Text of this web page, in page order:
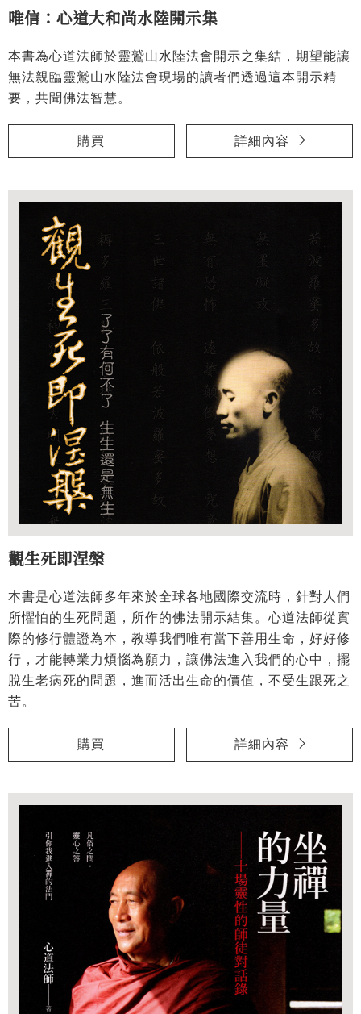
唯信：心道大和尚水陸開示集
本書為心道法師於靈鷲山水陸法會開示之集結，期望能讓
無法親臨靈鷲山水陸法會現場的讀者們透過這本開示精
要，共聞佛法智慧。
購買 詳細內容
觀生死即涅槃
本書是心道法師多年來於全球各地國際交流時，針對人們
所懼怕的生死問題，所作的佛法開示結集。心道法師從實
際的修行體證為本，教導我們唯有當下善用生命，好好修
行，才能轉業力煩惱為願力，讓佛法進入我們的心中，擺
脫生老病死的問題，進而活出生命的價值，不受生跟死之
苦。
購買 詳細內容